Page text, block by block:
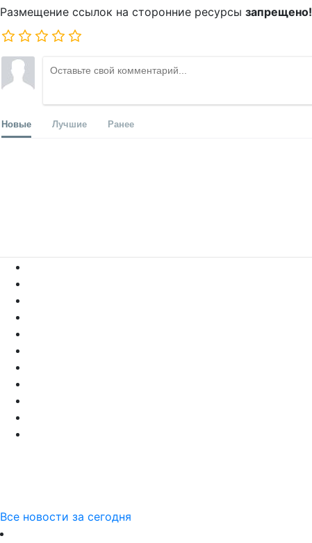
Размещение ссылок на сторонние ресурсы запрещено!
Новые Лучшие Ранее
Все новости за сегодня